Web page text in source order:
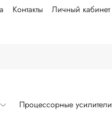
Контакты Личный кабинет
Процессорные усилители